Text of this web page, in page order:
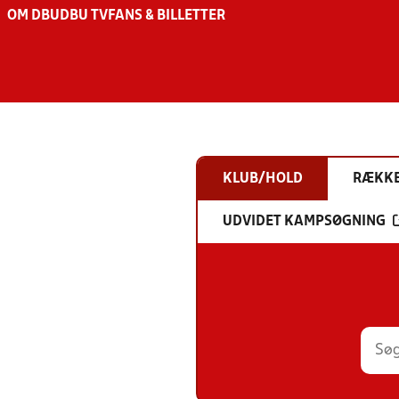
OM DBU DBU TV FANS & BILLETTER
KLUB/HOLD
UDVIDET KAMPSØGNING